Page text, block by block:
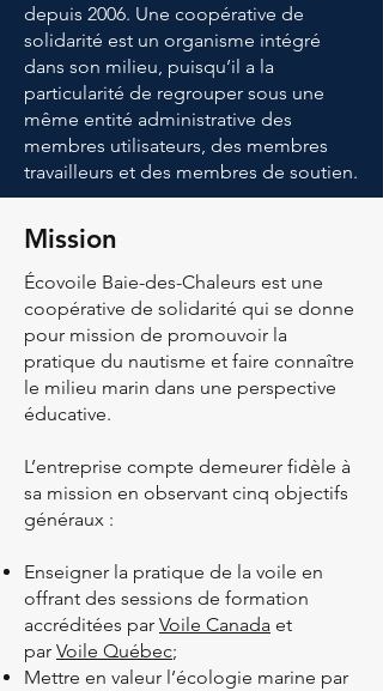
depuis 2006. Une coopérative de
solidarité est un organisme intégré
dans son milieu, puisqu’il a la
particularité de regrouper sous une
même entité administrative des
membres utilisateurs, des membres
travailleurs et des membres de soutien.
Mission
Écovoile Baie-des-Chaleurs est une
coopérative de solidarité qui se donne
pour mission de promouvoir la
pratique du nautisme et faire connaître
le milieu marin dans une perspective
éducative.
L’entreprise compte demeurer fidèle à
sa mission en observant cinq objectifs
généraux :
Enseigner la pratique de la voile en
offrant des sessions de formation
accréditées par Voile Canada et
par Voile Québec;
Mettre en valeur l’écologie marine par